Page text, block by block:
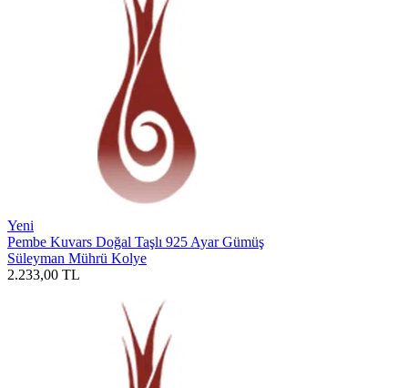
Yeni
Pembe Kuvars Doğal Taşlı 925 Ayar Gümüş
Süleyman Mührü Kolye
2.233,00 TL